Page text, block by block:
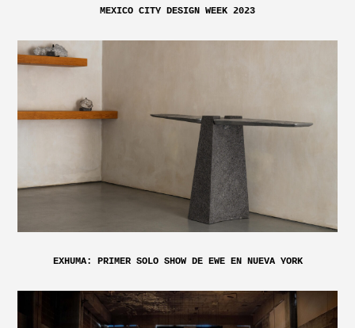
MEXICO CITY DESIGN WEEK 2023
EXHUMA: PRIMER SOLO SHOW DE EWE EN NUEVA YORK